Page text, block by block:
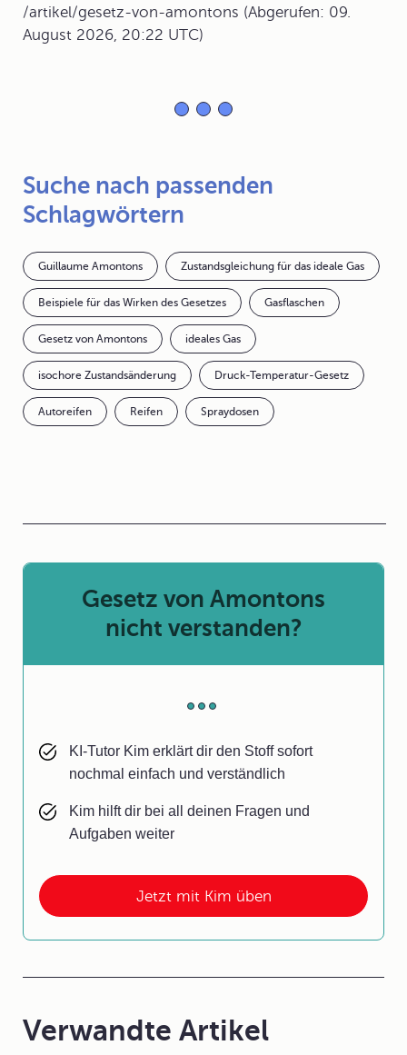
/artikel/gesetz-von-amontons (Abgerufen: 09.
August 2026, 20:22 UTC)
Suche nach passenden
Schlagwörtern
Guillaume Amontons Zustandsgleichung für das ideale Gas
Beispiele für das Wirken des Gesetzes Gasflaschen
Gesetz von Amontons ideales Gas
isochore Zustandsänderung Druck-Temperatur-Gesetz
Autoreifen Reifen Spraydosen
Jetzt mit Kim üben
Gesetz von Amontons
nicht verstanden?
KI-Tutor Kim erklärt dir den Stoff sofort
nochmal einfach und verständlich
Kim hilft dir bei all deinen Fragen und
Aufgaben weiter
Verwandte Artikel